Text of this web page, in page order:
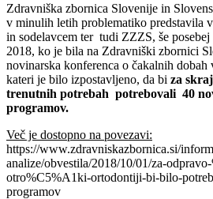
Zdravniška zbornica Slovenije in
v minulih letih problematiko predstavila
in sodelavcem ter tudi ZZZS, še posebej
2018, ko je bila na Zdravniški zbornici
novinarska konferenca o čakalnih
kateri je bilo izpostavljeno, da bi za
trenutnih potrebah potrebovali 40
programov.
Več je dostopno na povezavi:
https://www.zdravniskazbornica.si/
analize/obvestila/2018/10/01/za-
otro%C5%A1ki-ortodontiji-bi-bilo-
programov